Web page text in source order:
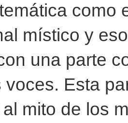
como
místico y
una parte
voces. Esta
mito de los